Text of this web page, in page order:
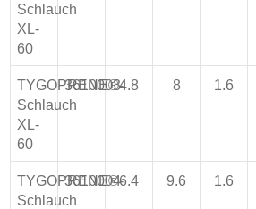
Schlauch
XL-
60
TYGOPRENE®-
Schlauch
XL-
60
36100034.8 8 1.6
TYGOPRENE®-
Schlauch
36100046.4 9.6 1.6